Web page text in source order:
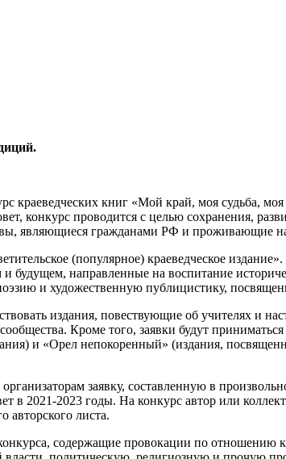
краеведческих книг «Мой край, моя судьба,
конкурс проводится с целью сохранения,
являющиеся гражданами РФ и проживающие
(популярное) краеведческое
направленные на воспитание
и художественную публицистику,
издания, повествующие об учителях и
Кроме того, заявки будут
и «Орел непокоренный» (издания,
заявку, составленную в
в 2021-2023 годы. На конкурс автор или
авторского листа.
содержащие провокации по